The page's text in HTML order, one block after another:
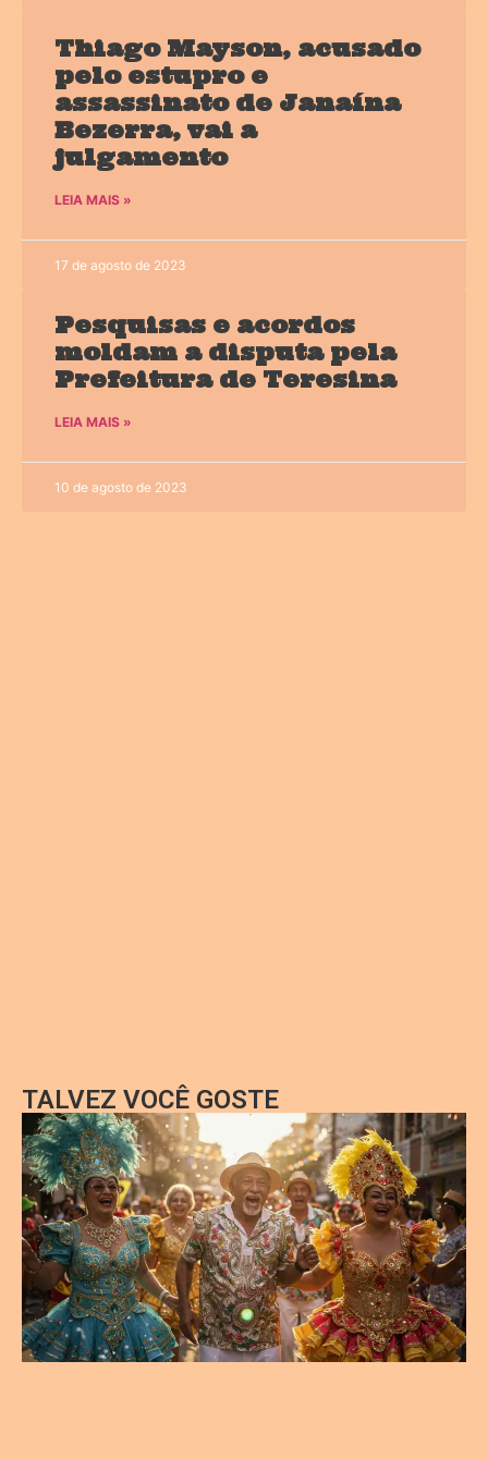
Thiago Mayson, acusado
pelo estupro e
assassinato de Janaína
Bezerra, vai a
julgamento
LEIA MAIS »
17 de agosto de 2023
Pesquisas e acordos
moldam a disputa pela
Prefeitura de Teresina
LEIA MAIS »
10 de agosto de 2023
TALVEZ VOCÊ GOSTE